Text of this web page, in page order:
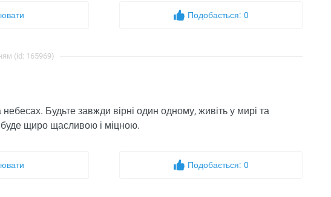
Подобається: 0
(id: 165969)
Будьте завжди вірні один одному, живіть у мирі та
буде щиро щасливою і міцною.
Подобається: 0